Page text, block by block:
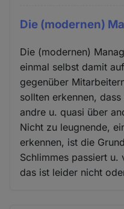
Die (modernen)
Die (modernen)
einmal selbst damit
gegenüber
sollten erkennen,
andre u. quasi über
Nicht zu leugnende,
erkennen, ist die
Schlimmes passiert
das ist leider nicht